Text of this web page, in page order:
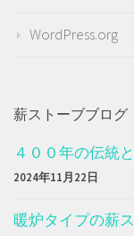
WordPress.org
薪ストーブブログ
４００年の伝統
2024年11月22日
暖炉タイプの薪